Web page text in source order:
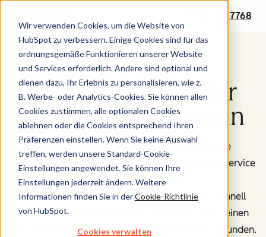
Wir verwenden Cookies, um die Website von
HubSpot zu verbessern. Einige Cookies sind für das
ordnungsgemäße Funktionieren unserer Website
und Services erforderlich. Andere sind optional und
dienen dazu, Ihr Erlebnis zu personalisieren, wie z.
B. Werbe- oder Analytics-Cookies. Sie können allen
Cookies zustimmen, alle optionalen Cookies
ablehnen oder die Cookies entsprechend Ihren
Präferenzen einstellen. Wenn Sie keine Auswahl
treffen, werden unsere Standard-Cookie-
Einstellungen angewendet. Sie können Ihre
Einstellungen jederzeit ändern. Weitere
Informationen finden Sie in derCookie-Richtlinie
von HubSpot.
Cookies verwalten
+1 888 482 7768
Fordern Sie eine
kostenlose Demo der
HubSpot-Plattform an
Die KI-gestützte Plattform von HubSpot bietet alle
Tools, die Sie für Marketing, Vertrieb und Kundenservice
benötigen – zentral an einem Ort.Sie ist
benutzerfreundlich, liefert Ihrem Unternehmen schnell
Mehrwert und ermöglicht Ihrem gesamten Team einen
einheitlichen Überblick über alle Kundinnen und Kunden.